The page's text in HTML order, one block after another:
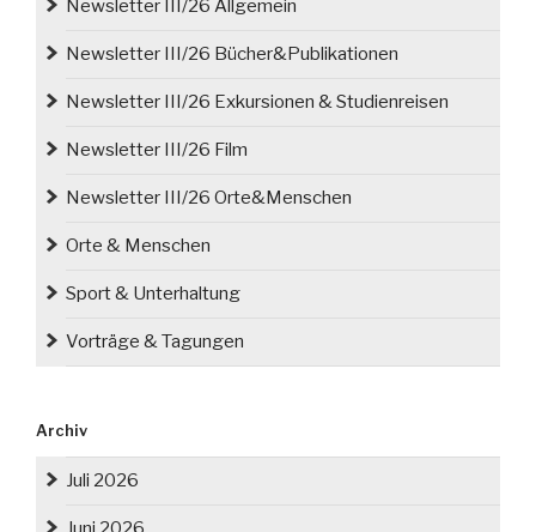
Newsletter III/26 Allgemein
Newsletter III/26 Bücher&Publikationen
Newsletter III/26 Exkursionen & Studienreisen
Newsletter III/26 Film
Newsletter III/26 Orte&Menschen
Orte & Menschen
Sport & Unterhaltung
Vorträge & Tagungen
Archiv
Juli 2026